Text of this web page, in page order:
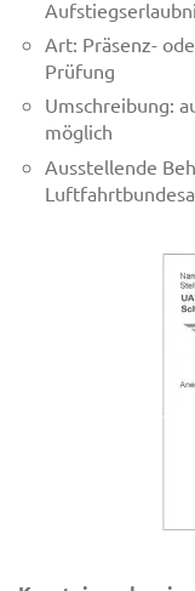
Art: Präsenz-
Prüfung
Umschreibung:
möglich
Ausstellende